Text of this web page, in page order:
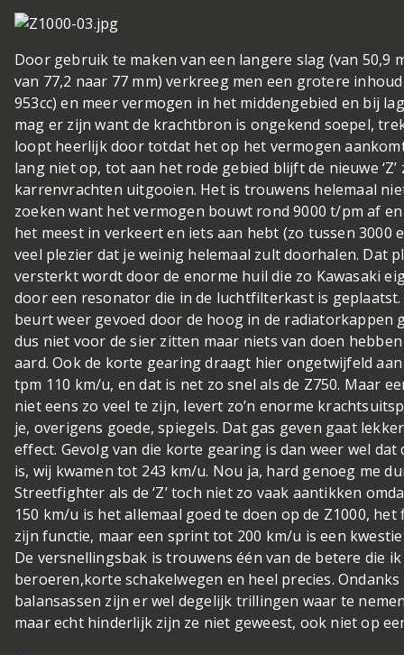
Door gebruik te maken van een langere slag (van 50,9
van 77,2 naar 77 mm) verkreeg men een grotere
953cc) en meer vermogen in het middengebied en bij
mag er zijn want de krachtbron is ongekend soepel,
loopt heerlijk door totdat het op het vermogen
lang niet op, tot aan het rode gebied blijft de nieuwe
karrenvrachten uitgooien. Het is trouwens helemaal
zoeken want het vermogen bouwt rond 9000 t/pm af
het meest in verkeert en iets aan hebt (zo tussen 3000
veel plezier dat je weinig helemaal zult doorhalen. Dat
versterkt wordt door de enorme huil die zo Kawasaki
door een resonator die in de luchtfilterkast is
beurt weer gevoed door de hoog in de radiatorkappen
dus niet voor de sier zitten maar niets van doen
aard. Ook de korte gearing draagt hier ongetwijfeld
tpm 110 km/u, en dat is net zo snel als de Z750. Maar
niet eens zo veel te zijn, levert zo’n enorme
je, overigens goede, spiegels. Dat gas geven gaat
effect. Gevolg van die korte gearing is dan weer wel
is, wij kwamen tot 243 km/u. Nou ja, hard genoeg me
Streetfighter als de ‘Z’ toch niet zo vaak aantikken
150 km/u is het allemaal goed te doen op de Z1000,
zijn functie, maar een sprint tot 200 km/u is een
De versnellingsbak is trouwens één van de betere die
beroeren,korte schakelwegen en heel precies.
balansassen zijn er wel degelijk trillingen waar te
maar echt hinderlijk zijn ze niet geweest, ook niet op